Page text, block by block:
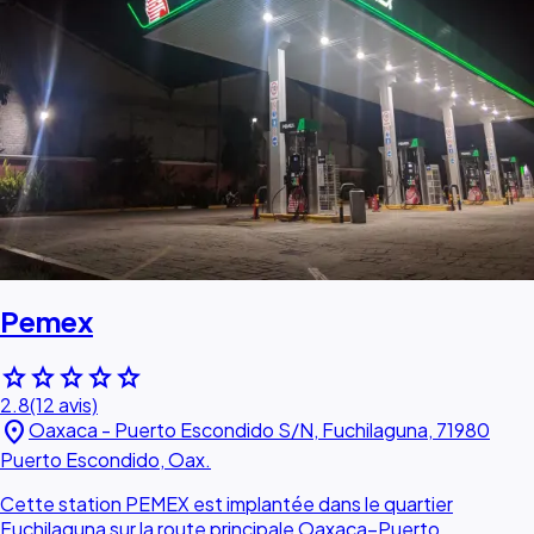
Pemex
starstarstarstarstar
2.8(12 avis)
location_onOaxaca - Puerto Escondido S/N, Fuchilaguna, 71980
Puerto Escondido, Oax.
Cette station PEMEX est implantée dans le quartier
Fuchilaguna sur la route principale Oaxaca–Puerto